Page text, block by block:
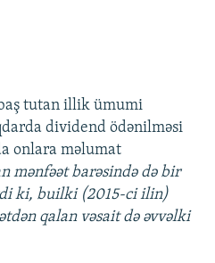
tutan illik ümumi
dividend ödənilməsi
onlara məlumat
mənfəət barəsində də bir
ki, builki (2015-ci ilin)
qalan vəsait də əvvəlki